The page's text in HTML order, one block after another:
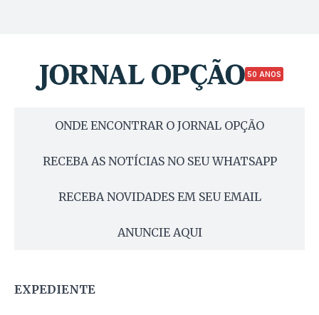
50 ANOS
ONDE ENCONTRAR O JORNAL OPÇÃO
RECEBA AS NOTÍCIAS NO SEU WHATSAPP
RECEBA NOVIDADES EM SEU EMAIL
ANUNCIE AQUI
EXPEDIENTE